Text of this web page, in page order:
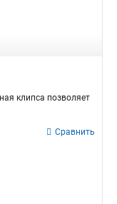
клипса позволяет
Сравнить